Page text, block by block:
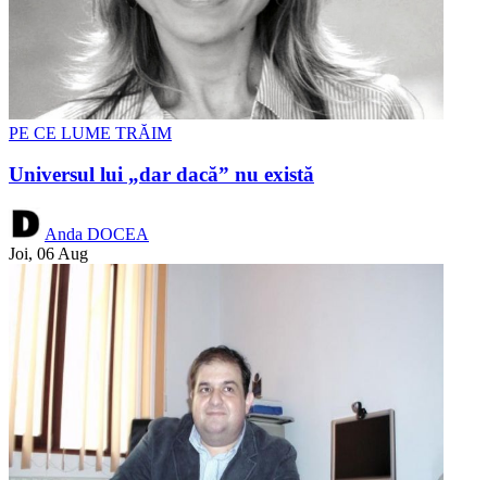
PE CE LUME TRĂIM
Universul lui „dar dacă” nu există
Anda DOCEA
Joi, 06 Aug